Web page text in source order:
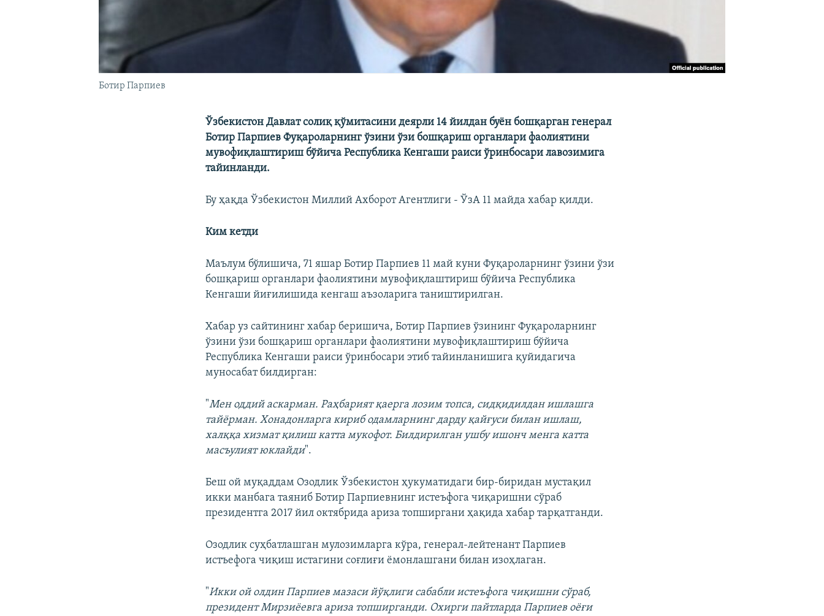
Ботир Парпиев
Ўзбекистон Давлат солиқ қўмитасини деярли 14 йилдан буён бошқарган генерал
Ботир Парпиев Фуқароларнинг ўзини ўзи бошқариш органлари фаолиятини
мувофиқлаштириш бўйича Республика Кенгаши раиси ўринбосари лавозимига
тайинланди.
Бу ҳақда Ўзбекистон Миллий Ахборот Агентлиги - ЎзА 11 майда хабар қилди.
Ким кетди
Маълум бўлишича, 71 яшар Ботир Парпиев 11 май куни Фуқароларнинг ўзини ўзи
бошқариш органлари фаолиятини мувофиқлаштириш бўйича Республика
Кенгаши йиғилишида кенгаш аъзоларига таништирилган.
Хабар уз сайтининг хабар беришича, Ботир Парпиев ўзининг Фуқароларнинг
ўзини ўзи бошқариш органлари фаолиятини мувофиқлаштириш бўйича
Республика Кенгаши раиси ўринбосари этиб тайинланишига қуйидагича
муносабат билдирган:
"Мен оддий аскарман. Раҳбарият қаерга лозим топса, сидқидилдан ишлашга
тайёрман. Хонадонларга кириб одамларнинг дарду қайғуси билан ишлаш,
халққа хизмат қилиш катта мукофот. Билдирилган ушбу ишонч менга катта
масъулият юклайди".
Беш ой муқаддам Озодлик Ўзбекистон ҳукуматидаги бир-биридан мустақил
икки манбага таяниб Ботир Парпиевнинг истеъфога чиқаришни сўраб
президентга 2017 йил октябрида ариза топширгани ҳақида хабар тарқатганди.
Озодлик суҳбатлашган мулозимларга кўра, генерал-лейтенант Парпиев
истъефога чиқиш истагини соғлиғи ёмонлашгани билан изоҳлаган.
"Икки ой олдин Парпиев мазаси йўқлиги сабабли истеъфога чиқишни сўраб,
президент Мирзиёевга ариза топширганди. Охирги пайтларда Парпиев оёғи